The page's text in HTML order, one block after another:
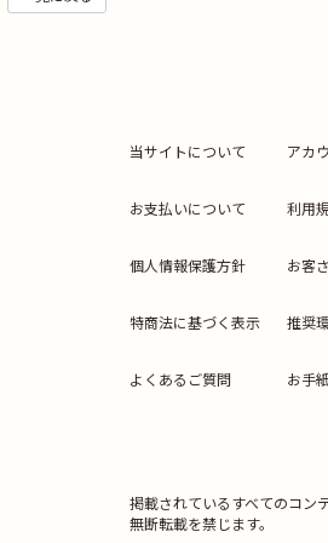
当サイトについて アカ
お支払いについて 利用
個人情報保護方針 お客
特商法に基づく表示 推奨
よくあるご質問 お手
掲載されているすべてのコン
無断転載を禁じます。